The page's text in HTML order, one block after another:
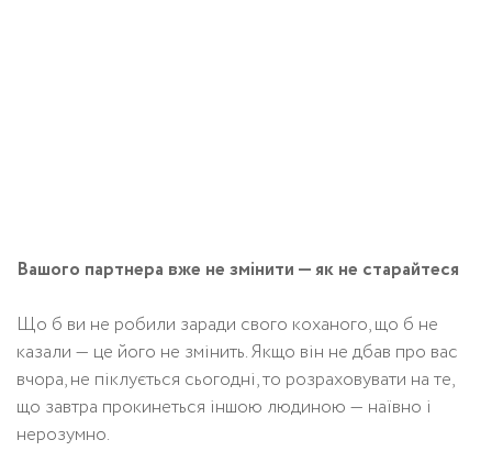
Вашого партнера вже не змінити — як не старайтеся
Що б ви не робили заради свого коханого, що б не
казали — це його не змінить. Якщо він не дбав про вас
вчора, не піклується сьогодні, то розраховувати на те,
що завтра прокинеться іншою людиною — наївно і
нерозумно.